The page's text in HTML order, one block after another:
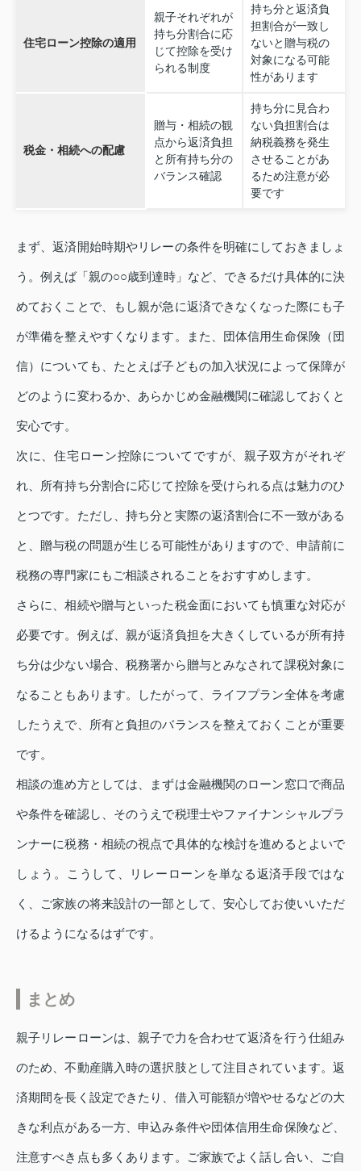
住宅ローン控除の適用
親子それぞれが
持ち分割合に応
じて控除を受け
られる制度
持ち分と返済負
担割合が一致し
ないと贈与税の
対象になる可能
性があります
税金・相続への配慮
贈与・相続の観
点から返済負担
と所有持ち分の
バランス確認
持ち分に見合わ
ない負担割合は
納税義務を発生
させることがあ
るため注意が必
要です
まず、返済開始時期やリレーの条件を明確にしておきましょ
う。例えば「親の○○歳到達時」など、できるだけ具体的に決
めておくことで、もし親が急に返済できなくなった際にも子
が準備を整えやすくなります。また、団体信用生命保険（団
信）についても、たとえば子どもの加入状況によって保障が
どのように変わるか、あらかじめ金融機関に確認しておくと
安心です。
次に、住宅ローン控除についてですが、親子双方がそれぞ
れ、所有持ち分割合に応じて控除を受けられる点は魅力のひ
とつです。ただし、持ち分と実際の返済割合に不一致がある
と、贈与税の問題が生じる可能性がありますので、申請前に
税務の専門家にもご相談されることをおすすめします。
さらに、相続や贈与といった税金面においても慎重な対応が
必要です。例えば、親が返済負担を大きくしているが所有持
ち分は少ない場合、税務署から贈与とみなされて課税対象に
なることもあります。したがって、ライフプラン全体を考慮
したうえで、所有と負担のバランスを整えておくことが重要
です。
相談の進め方としては、まずは金融機関のローン窓口で商品
や条件を確認し、そのうえで税理士やファイナンシャルプラ
ンナーに税務・相続の視点で具体的な検討を進めるとよいで
しょう。こうして、リレーローンを単なる返済手段ではな
く、ご家族の将来設計の一部として、安心してお使いいただ
けるようになるはずです。
まとめ
親子リレーローンは、親子で力を合わせて返済を行う仕組み
のため、不動産購入時の選択肢として注目されています。返
済期間を長く設定できたり、借入可能額が増やせるなどの大
きな利点がある一方、申込み条件や団体信用生命保険など、
注意すべき点も多くあります。ご家族でよく話し合い、ご自